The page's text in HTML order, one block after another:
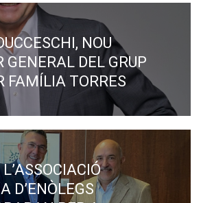
NOU
GENERAL DEL GRUP
FAMÍLIA TORRES
D’ENÒLEGS